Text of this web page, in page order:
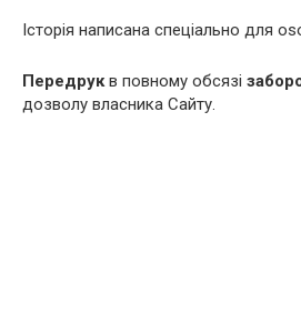
Історія написана спеціально для
Передрукв повному обсязі
дозволу власника Сайту.